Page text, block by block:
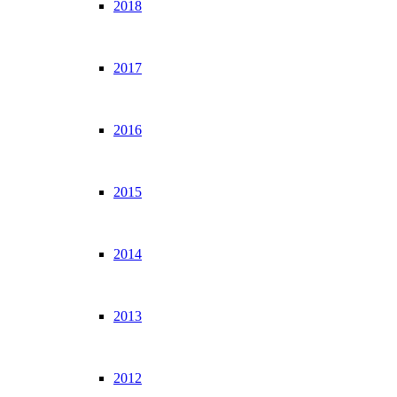
2018
2017
2016
2015
2014
2013
2012